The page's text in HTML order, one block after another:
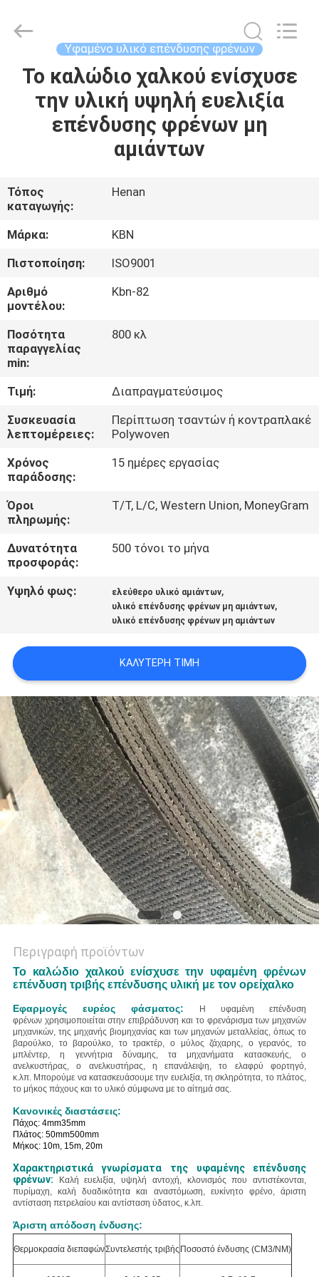
ΣΠΊΤΙ
ΠΡΟΪΌΝΤΑ
ΕΜΕΊΣ
ΓΎΡΟΣ
ΕΡΓΟΣΤΑΣΊΩΝ
ΠΟΙΟΤΙΚΌΣ
ΈΛΕΓΧΟΣ
ΕΛΆΤΕ
ΣΕ
ΕΠΑΦΉ
ΜΕ
ΖΗΤΉΣΤΕ
ΈΝΑ
ΑΠΌΣΠΑΣΜΑ
PRIVACY
POLICY
Reserved.
Υφαμένο υλικό επένδυσης φρένων
Το καλώδιο χαλκού ενίσχυσε
την υλική υψηλή ευελιξία
επένδυσης φρένων μη
αμιάντων
Τόπος
καταγωγής:
Henan
Μάρκα:
KBN
Πιστοποίηση:
ISO9001
Αριθμό
μοντέλου:
Kbn-82
Ποσότητα
παραγγελίας
min:
800 κλ
Τιμή:
Διαπραγματεύσιμος
Συσκευασία
λεπτομέρειες:
Περίπτωση τσαντών ή κοντραπλακέ
Polywoven
Χρόνος
παράδοσης:
15 ημέρες εργασίας
Όροι
πληρωμής:
T/T, L/C, Western Union, MoneyGram
Δυνατότητα
προσφοράς:
500 τόνοι το μήνα
Υψηλό φως: ελεύθερο υλικό αμιάντων,
υλικό επένδυσης φρένων μη αμιάντων,
υλικό επένδυσης φρένων μη αμιάντων
ΚΑΛΎΤΕΡΗ ΤΙΜΉ
Περιγραφή προϊόντων
Το καλώδιο χαλκού ενίσχυσε την υφαμένη φρένων
επένδυση τριβής επένδυσης υλική με τον ορείχαλκο
Εφαρμογές ευρέος φάσματος: Η υφαμένη επένδυση
φρένων χρησιμοποιείται στην επιβράδυνση και το φρενάρισμα των μηχανών
μηχανικών, της μηχανής βιομηχανίας και των μηχανών μεταλλείας, όπως το
βαρούλκο, το βαρούλκο, το τρακτέρ, ο μύλος ζάχαρης, ο γερανός, το
μπλέντερ, η γεννήτρια δύναμης, τα μηχανήματα κατασκευής, ο
ανελκυστήρας, ο ανελκυστήρας, η επανάλειψη, το ελαφρύ φορτηγό,
κ.λπ. Μπορούμε να κατασκευάσουμε την ευελιξία, τη σκληρότητα, το πλάτος,
το μήκος πάχους και το υλικό σύμφωνα με το αίτημά σας.
Κανονικές διαστάσεις:
Πάχος: 4mm35mm
Πλάτος: 50mm500mm
Μήκος: 10m, 15m, 20m
Χαρακτηριστικά γνωρίσματα της υφαμένης επένδυσης
φρένων:
Καλή ευελιξία, υψηλή αντοχή, κλονισμός που αντιστέκονται,
πυρίμαχη, καλή δυαδικότητα και αναστόμωση, ευκίνητο φρένο, άριστη
αντίσταση πετρελαίου και αντίσταση ύδατος, κ.λπ.
Άριστη απόδοση ένδυσης:
Θερμοκρασία διεπαφώνΣυντελεστής τριβής Ποσοστό ένδυσης (CM3/NM)